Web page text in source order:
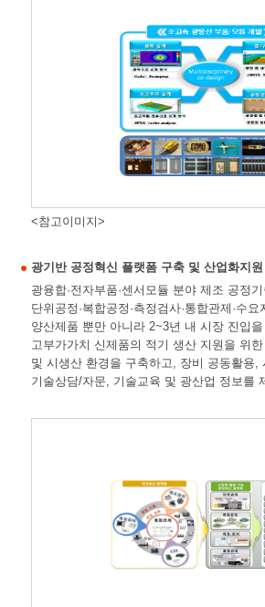
<참고이미지>
광기반 공정혁신 플랫폼 구축 및 산업화지원
광융합·전자부품·센서모듈 분야 제조 공정
단위공정·복합공정·측정검사·통합관제·수
양산제품 뿐만 아니라 2~3년 내 시장 진입
고부가가치 신제품의 적기 생산 지원을 위
및 시생산 환경을 구축하고, 장비 공동활용,
기술상담/자문, 기술교육 및 광산업 정보를